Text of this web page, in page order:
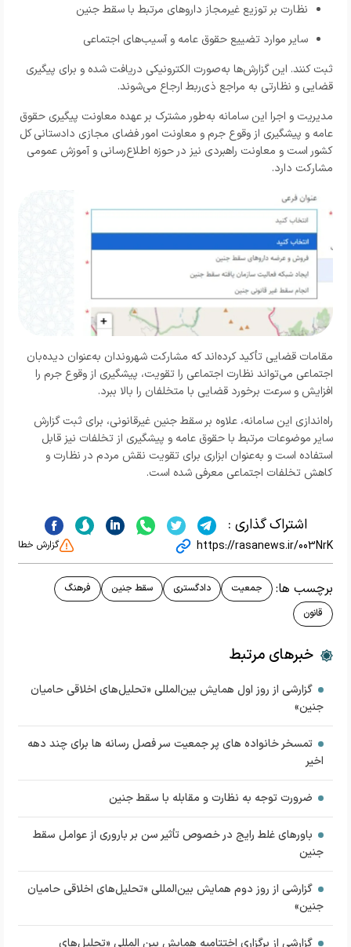
نظارت بر توزیع غیرمجاز داروهای مرتبط با سقط جنین
سایر موارد تضییع حقوق عامه و آسیب‌های اجتماعی
ثبت کنند. این گزارش‌ها به‌صورت الکترونیکی دریافت شده و برای پیگیری
قضایی و نظارتی به مراجع ذی‌ربط ارجاع می‌شوند.
مدیریت و اجرا این سامانه به‌طور مشترک بر عهده معاونت پیگیری حقوق
عامه و پیشگیری از وقوع جرم و معاونت امور فضای مجازی دادستانی کل
کشور است و معاونت راهبردی نیز در حوزه اطلاع‌رسانی و آموزش عمومی
مشارکت دارد.
مقامات قضایی تأکید کرده‌اند که مشارکت شهروندان به‌عنوان دیده‌بان
اجتماعی می‌تواند نظارت اجتماعی را تقویت، پیشگیری از وقوع جرم را
افزایش و سرعت برخورد قضایی با متخلفان را بالا ببرد.
راه‌اندازی این سامانه، علاوه بر سقط جنین غیرقانونی، برای ثبت گزارش
سایر موضوعات مرتبط با حقوق عامه و پیشگیری از تخلفات نیز قابل
استفاده است و به‌عنوان ابزاری برای تقویت نقش مردم در نظارت و
کاهش تخلفات اجتماعی معرفی شده است.
اشتراک گذاری :
https://rasanews.ir/003NrK گزارش خطا
برچسب ها: جمعیت دادگستری سقط جنین
فرهنگ
قانون
خبرهای مرتبط
گزارشی از روز اول همایش بین‌المللی «تحلیل‌های اخلاقی حامیان
جنین»
تمسخر خانواده های پر جمعیت سر فصل رسانه ها برای چند دهه
اخیر
ضرورت توجه به نظارت و مقابله با سقط جنین
باورهای غلط رایج در خصوص تأثیر سن بر باروری از عوامل سقط
جنین
گزارشی از روز دوم همایش بین‌المللی «تحلیل‌های اخلاقی حامیان
جنین»
گزارشی از برگزاری اختتامیه همایش بین المللی «تحلیل‌های